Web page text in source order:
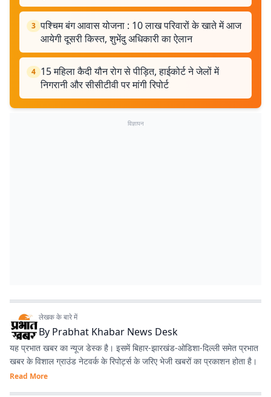
3 पश्चिम बंग आवास योजना : 10 लाख परिवारों के खाते में आज
आयेगी दूसरी किस्त, शुभेंदु अधिकारी का ऐलान
4 15 महिला कैदी यौन रोग से पीड़ित, हाईकोर्ट ने जेलों में
निगरानी और सीसीटीवी पर मांगी रिपोर्ट
विज्ञापन
लेखक के बारे में
By Prabhat Khabar News Desk
यह प्रभात खबर का न्यूज डेस्क है। इसमें बिहार-झारखंड-ओडिशा-दिल्‍ली समेत प्रभात
खबर के विशाल ग्राउंड नेटवर्क के रिपोर्ट्स के जरिए भेजी खबरों का प्रकाशन होता है।
Read More